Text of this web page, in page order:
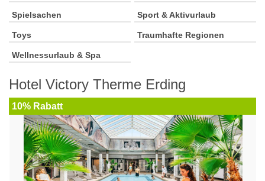
Spielsachen Sport & Aktivurlaub
Toys Traumhafte Regionen
Wellnessurlaub & Spa
Hotel Victory Therme Erding
10% Rabatt